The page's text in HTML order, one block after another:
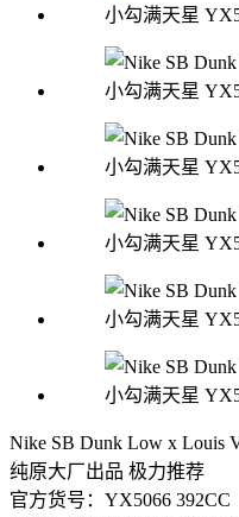
Nike SB Dunk Low x Louis
纯原大厂出品 极力推荐
官方货号：YX5066 392CC